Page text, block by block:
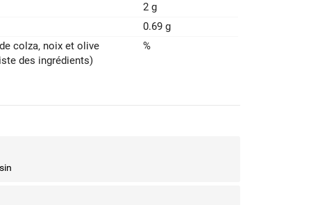
2 g
0.69 g
colza‚ noix et olive
des ingrédients)
%